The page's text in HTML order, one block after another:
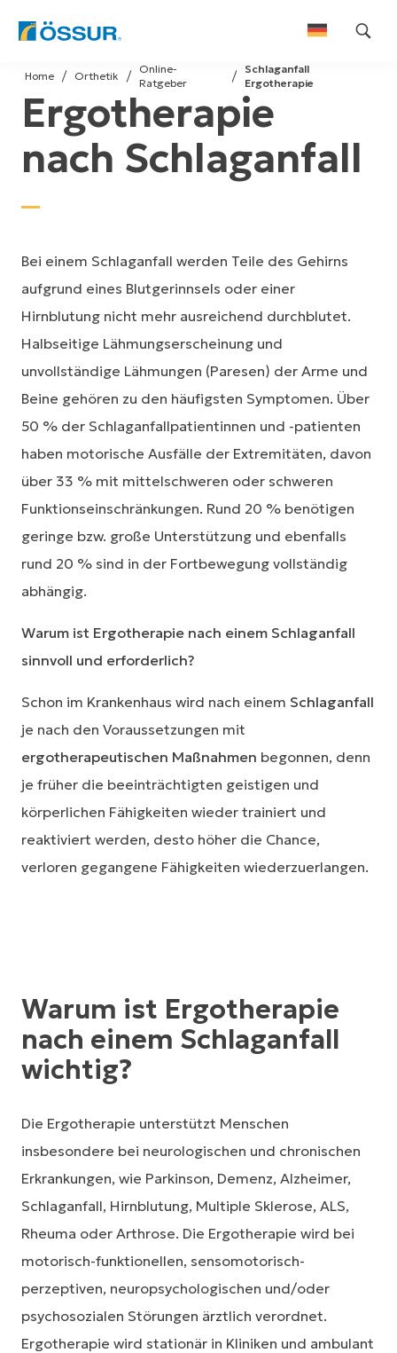
Skip
to
content
Schlaganfall
Ergotherapie
Online-
Ratgeber​
Orthetik
Home
Ergotherapie
nach Schlaganfall
Bei einem Schlaganfall werden Teile des Gehirns
aufgrund eines Blutgerinnsels oder einer
Hirnblutung nicht mehr ausreichend durchblutet.
Halbseitige Lähmungserscheinung und
unvollständige Lähmungen (Paresen) der Arme und
Beine gehören zu den häufigsten Symptomen. Über
50 % der Schlaganfallpatientinnen und -patienten
haben motorische Ausfälle der Extremitäten, davon
über 33 % mit mittelschweren oder schweren
Funktionseinschränkungen. Rund 20 % benötigen
geringe bzw. große Unterstützung und ebenfalls
rund 20 % sind in der Fortbewegung vollständig
abhängig.
Warum ist Ergotherapie nach einem Schlaganfall
sinnvoll und erforderlich?
Schon im Krankenhaus wird nach einem Schlaganfall
je nach den Voraussetzungen mit
ergotherapeutischen Maßnahmen begonnen, denn
je früher die beeinträchtigten geistigen und
körperlichen Fähigkeiten wieder trainiert und
reaktiviert werden, desto höher die Chance,
verloren gegangene Fähigkeiten wiederzuerlangen.
Warum ist Ergotherapie
nach einem Schlaganfall
wichtig?
Die Ergotherapie unterstützt Menschen
insbesondere bei neurologischen und chronischen
Erkrankungen, wie Parkinson, Demenz, Alzheimer,
Schlaganfall, Hirnblutung, Multiple Sklerose, ALS,
Rheuma oder Arthrose. Die Ergotherapie wird bei
motorisch-funktionellen, sensomotorisch-
perzeptiven, neuropsychologischen und/oder
psychosozialen Störungen ärztlich verordnet.
Ergotherapie wird stationär in Kliniken und ambulant